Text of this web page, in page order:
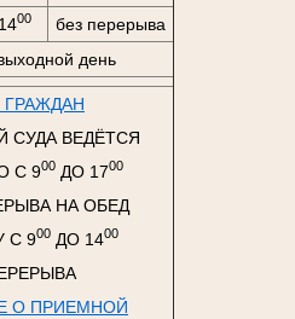
00
без перерыва
день
СУДА ВЕДЁТСЯ
С 900ДО 1700
НА ОБЕД
С 900ДО 1400
О ПРИЕМНОЙ